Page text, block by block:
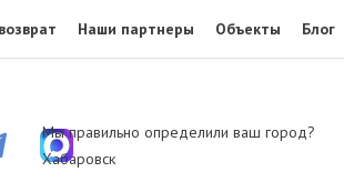
Наши партнеры Объекты
Блог
Мы правильно определили ваш город?
Хабаровск